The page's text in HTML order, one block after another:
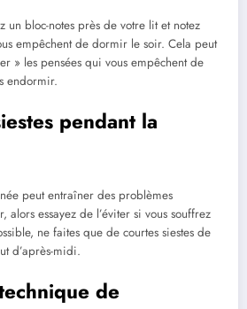
un bloc-notes près de votre lit et notez
empêchent de dormir le soir. Cela peut
» les pensées qui vous empêchent de
endormir.
pendant la
peut entraîner des problèmes
alors essayez de l’éviter si vous souffrez
ne faites que de courtes siestes de
d’après-midi.
de